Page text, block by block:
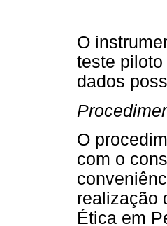
O
teste
dados
O
com o
realização
Ética em